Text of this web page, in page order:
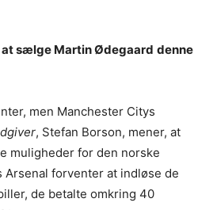
sælge Martin Ødegaard denne
men Manchester Citys
, Stefan Borson, mener, at
muligheder for den norske
Arsenal forventer at indløse de
de betalte omkring 40